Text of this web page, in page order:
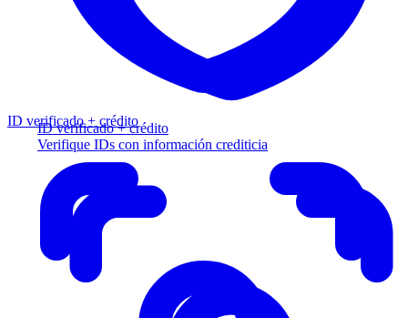
ID verificado + crédito
Verifique IDs con información crediticia
ID verificado + crédito